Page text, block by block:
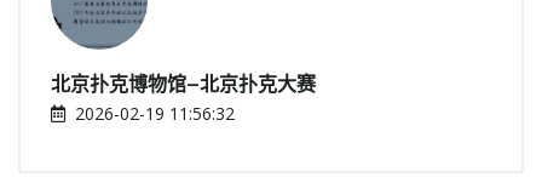
北京扑克博物馆—北京扑克大赛
2026-02-19 11:56:32